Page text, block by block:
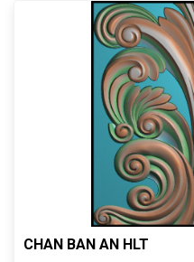
CHAN BAN AN HLT